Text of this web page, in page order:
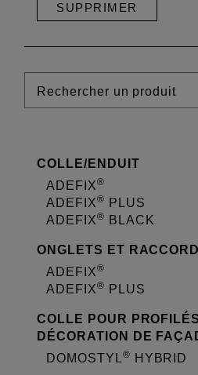
SUPPRIMER
Rechercher un produit
COLLE/ENDUIT
ADEFIX®
ADEFIX® PLUS
ADEFIX® BLACK
ONGLETS ET RACCORD
ADEFIX®
ADEFIX® PLUS
COLLE POUR
DÉCORATION DE
DOMOSTYL® HYBRID